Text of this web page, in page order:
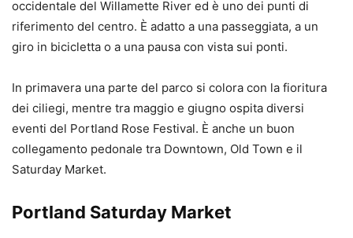
occidentale del Willamette River ed è uno dei punti di
riferimento del centro. È adatto a una passeggiata, a un
giro in bicicletta o a una pausa con vista sui ponti.
In primavera una parte del parco si colora con la fioritura
dei ciliegi, mentre tra maggio e giugno ospita diversi
eventi del Portland Rose Festival. È anche un buon
collegamento pedonale tra Downtown, Old Town e il
Saturday Market.
Portland Saturday Market